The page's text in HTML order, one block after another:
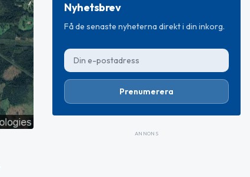
Nyhetsbrev
Få de senaste nyheterna direkt i din inkorg.
Prenumerera
ANNONS